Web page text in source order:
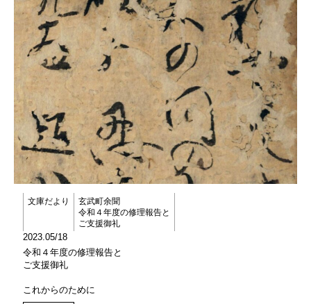
文庫だより
玄武町余聞
令和４年度の修理報告と
ご支援御礼
2023.05/18
令和４年度の修理報告と
ご支援御礼
これからのために